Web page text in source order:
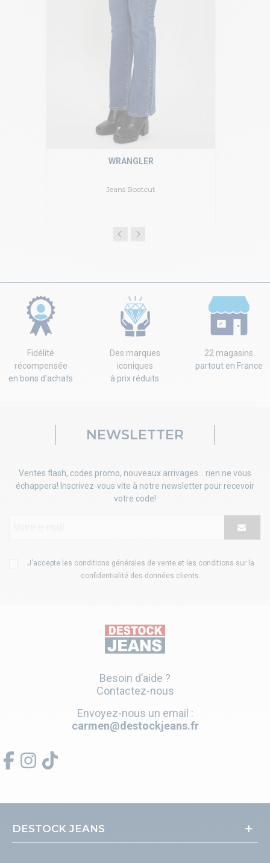
Jeans Bootcut
WRANGLER
Fidélité
récompensée
en bons d'achats
Des marques
iconiques
à prix réduits
22 magasins
partout en France
NEWSLETTER
Ventes flash, codes promo, nouveaux arrivages... rien ne vous
échappera! Inscrivez-vous vite à notre newsletter pour recevoir
votre code!
J'accepte les conditions générales de vente et les conditions sur la
confidentialité des données clients
Besoin d’aide ?
Contactez-nous
Envoyez-nous un email :
carmen@destockjeans.fr
DESTOCK JEANS